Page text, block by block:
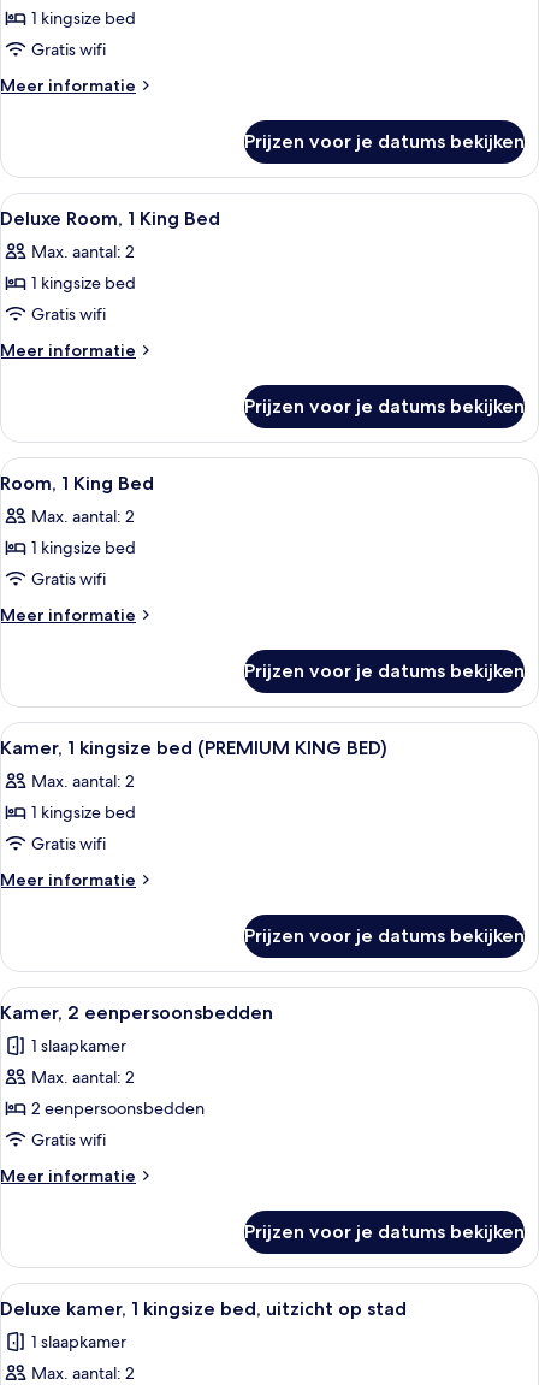
1
kingsize
bed
(Regency,
Club
Access)
laden
1 kingsize bed
Gratis wifi
Meer informatie
Meer
1
kingsize
bed
with
Club
Prijzen voor je datums bekijken
Alle
foto's
voor
Deluxe
Room,
1
laden
Een hotelkamer met een bed, een
3
Deluxe Room, 1 King Bed
Max. aantal: 2
1 kingsize bed
Gratis wifi
Meer informatie
Meer
Room,
King
Prijzen voor je datums bekijken
Alle
foto's
voor
Room,
1
King
Een hotelkamer met een bed, een
1
Room, 1 King Bed
Max. aantal: 2
1 kingsize bed
Gratis wifi
Meer informatie
Meer
1
King
Bed
Prijzen voor je datums bekijken
Alle
foto's
voor
Kamer,
1
kingsize
KING
BED)
laden
Een moderne badkamer met een
4
Kamer, 1 kingsize bed (PREMIUM KING BED)
Max. aantal: 2
1 kingsize bed
Gratis wifi
Meer informatie
Meer
1
kingsize
bed
KING
BED)
Prijzen voor je datums bekijken
Alle
foto's
voor
Kamer,
2
eenpersoonsbedden
laden
Een hotelkamer met twee bedden,
5
Kamer, 2 eenpersoonsbedden
1 slaapkamer
Max. aantal: 2
2 eenpersoonsbedden
Gratis wifi
Meer informatie
Meer
2
eenpersoonsbedden
Prijzen voor je datums bekijken
Alle
foto's
voor
Deluxe
Een moderne hotelkamer met een
1
Deluxe kamer, 1 kingsize bed, uitzicht op stad
1 slaapkamer
Max. aantal: 2